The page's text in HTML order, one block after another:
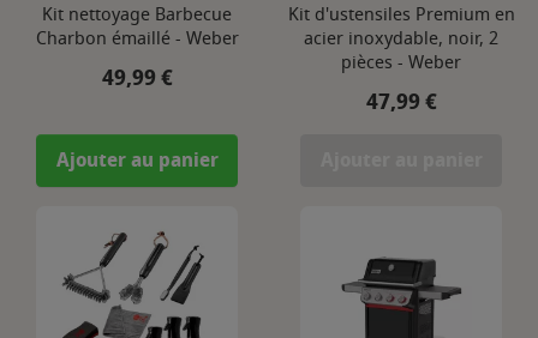
Kit nettoyage Barbecue
Charbon émaillé - Weber
Prix
49,99 €
Ajouter au panier
Kit d'ustensiles Premium en
acier inoxydable, noir, 2
pièces - Weber
Prix
47,99 €